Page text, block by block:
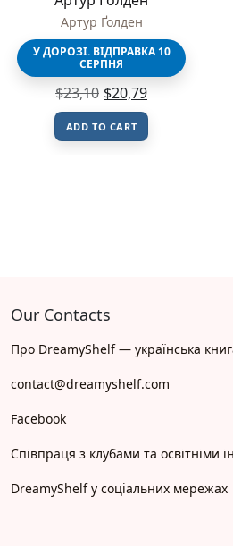
Артур Ґолден
У ДОРОЗІ. ВІДПРАВКА 10
СЕРПНЯ
$23,10 $20,79
ADD TO CART
Our Contacts
Про DreamyShelf — українська
contact@dreamyshelf.com
Facebook
Співпраця з клубами та освітніми
DreamyShelf у соціальних мережах